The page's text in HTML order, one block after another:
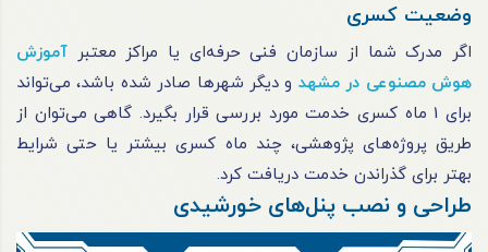
وضعیت کسری
اگر مدرک شما از سازمان فنی حرفه‌ای یا مراکز معتبر آموزش
هوش مصنوعی در مشهد و دیگر شهرها صادر شده باشد، می‌تواند
برای 1 ماه کسری خدمت مورد بررسی قرار بگیرد. گاهی می‌توان از
طریق پروژه‌های پژوهشی، چند ماه کسری بیشتر یا حتی شرایط
بهتر برای گذراندن خدمت دریافت کرد.
طراحی و نصب پنل‌های خورشیدی